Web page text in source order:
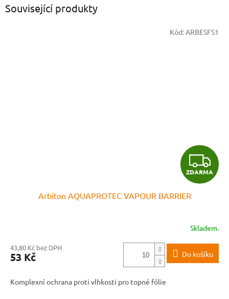
Související produkty
Z
D
R
M
A
ZDARMA
Arbiton AQUAPROTEC VAPOUR BARRIER
Skladem.
43,80 Kč bez DPH
53 Kč Do košíku
Komplexní ochrana proti vlhkosti pro topné fólie
Kód:ARBESFS1